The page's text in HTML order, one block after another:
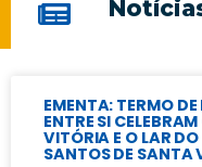
EMENTA: TERMO
ENTRE SI
VITÓRIA E O LAR
SANTOS DE SANTA